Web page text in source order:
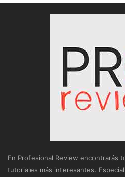
En Profesional Review encontrarás
tutoriales más interesantes.